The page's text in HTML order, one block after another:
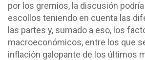
por los gremios, la discusión
escollos teniendo en cuenta las
las partes y, sumado a eso, los
macroeconómicos, entre los que
inflación galopante de los últimos